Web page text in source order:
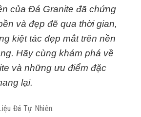
của Đá Granite đã chứng
và đẹp đẽ qua thời gian,
kiệt tác đẹp mắt trên nền
Hãy cùng khám phá về
và những ưu điểm đặc
lại.
Đá Tự Nhiên: